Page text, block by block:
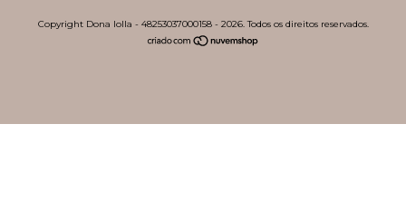
Copyright Dona lolla - 48253037000158 - 2026. Todos os direitos reservados.